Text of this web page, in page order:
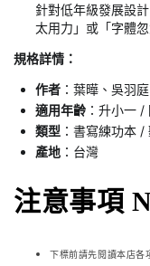
針對低年級發展設
太用力」或「字體
規格詳情：
作者 ：葉曄、吳羽
適用年齡 ：升小一
類型 ：書寫練功本
產地 ：台灣
注意事項
下標前請先閱讀本店各